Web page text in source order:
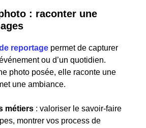
: raconter une
reportage permet de capturer
ou d’un quotidien.
photo posée, elle raconte une
une ambiance.
métiers : valoriser le savoir-faire
montrer vos process de